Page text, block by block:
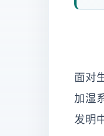
面对
加湿
发明